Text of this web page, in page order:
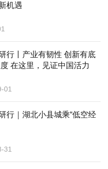
机遇
行丨产业有韧性 创新有底
在这里，见证中国活力
01
行｜湖北小县城乘“低空经
31